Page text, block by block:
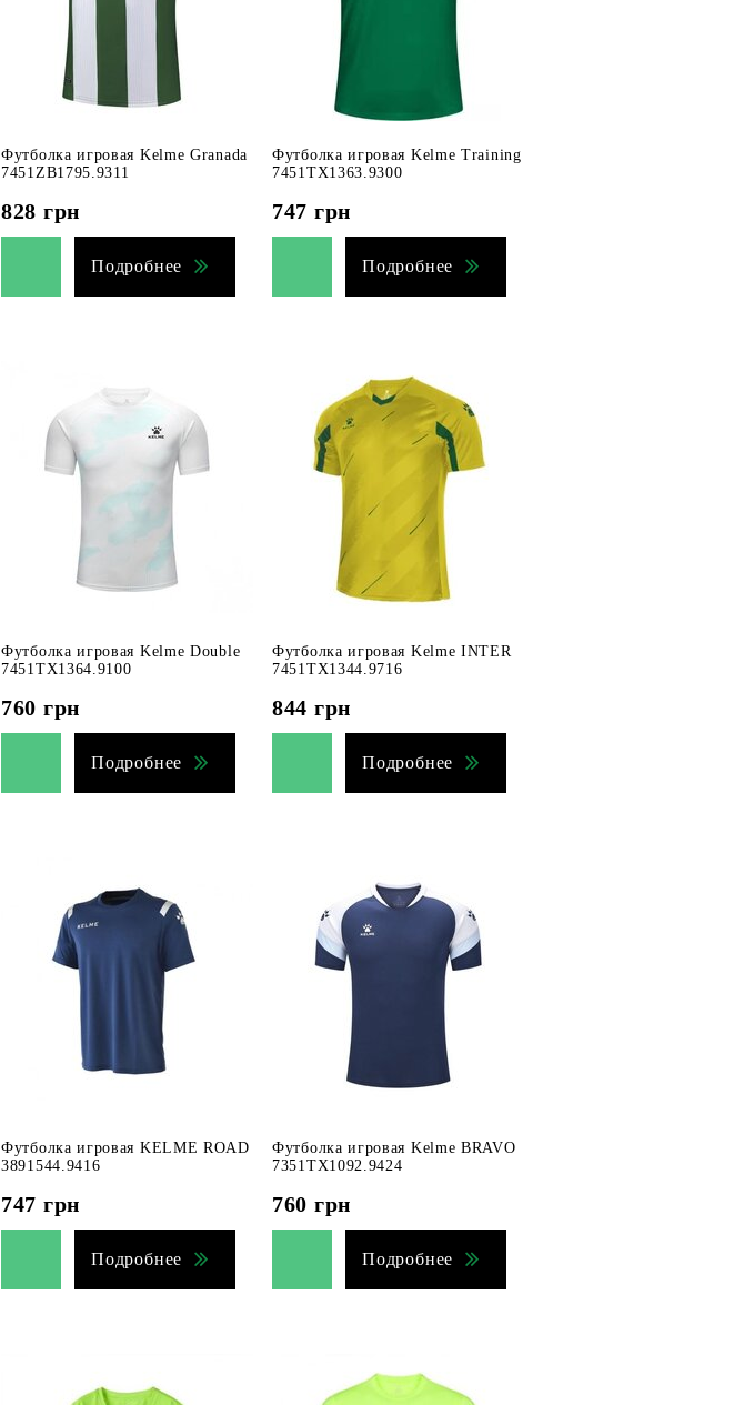
Футболка игровая Kelme Granada
7451ZB1795.9311
828 грн
Подробнее
Футболка игровая Kelme Training
7451TX1363.9300
747 грн
Подробнее
Футболка игровая Kelme Double
7451TX1364.9100
760 грн
Подробнее
Футболка игровая Kelme INTER
7451TX1344.9716
844 грн
Подробнее
Футболка игровая KELME ROAD
3891544.9416
747 грн
Подробнее
Футболка игровая Kelme BRAVO
7351TX1092.9424
760 грн
Подробнее